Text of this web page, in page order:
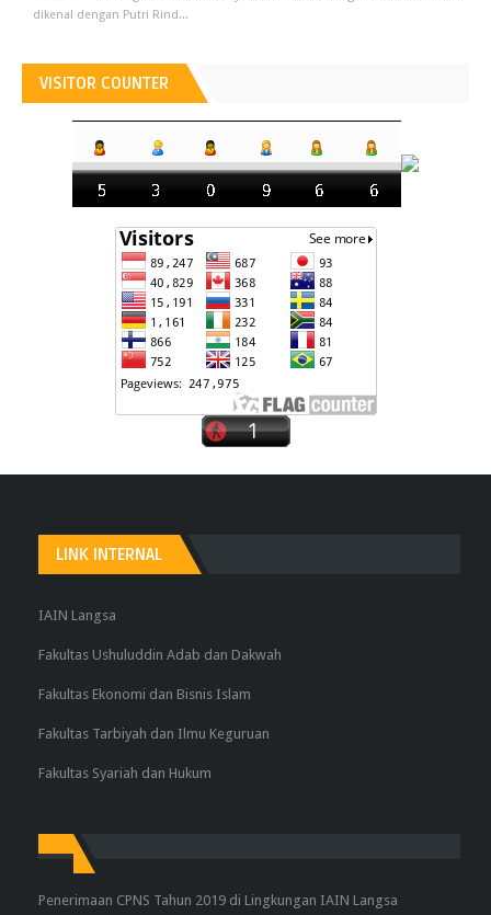
dikenal dengan Putri Rind...
VISITOR COUNTER
LINK INTERNAL
IAIN Langsa
Fakultas Ushuluddin Adab dan Dakwah
Fakultas Ekonomi dan Bisnis Islam
Fakultas Tarbiyah dan Ilmu Keguruan
Fakultas Syariah dan Hukum
Penerimaan CPNS Tahun 2019 di Lingkungan IAIN Langsa